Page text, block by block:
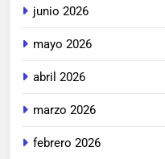
junio 2026
mayo 2026
abril 2026
marzo 2026
febrero 2026